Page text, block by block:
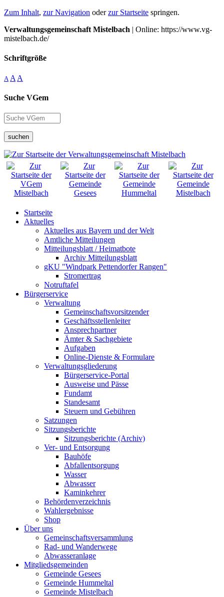
Zum Inhalt, zur Navigation oderzur Startseite springen.
Verwaltungsgemeinschaft Mistelbach | Online: https://www.vg-
mistelbach.de/
Schriftgröße
A A A
Suche VGem
suchen
Startseite
Aktuelles
Aktuelles aus Bayern und der Welt
Amtliche Mitteilungen
Mitteilungsblatt / Heimatbote
Archiv Mitteilungsblatt
gKU "Windpark Pettendorfer Rangen"
Stromertrag
Notruftafel
Bürgerservice
Verwaltung
Gemeinschaftsvorsitzender
Geschäftsstellenleiter
Ansprechpartner
Ämter & Sachgebiete
Aufgaben
Online-Dienste & Formulare
Verwaltungsgliederung
Bürgerservice-Portal
Ausweise und Pässe
Fundamt
Standesamt
Steuern und Gebühren
Satzungen
Sitzungsberichte
Sitzungsberichte (Archiv)
Ver- und Entsorgung
Bauhöfe
Abfallentsorgung
Wasser
Abwasser
Kaminkehrer
Behördenverzeichnis
Wahlergebnisse
Shop
Über uns
Gemeinschaftsversammlung
Rad- und Wanderwege
Abwasseranlage
Mitgliedsgemeinden
Gemeinde Gesees
Gemeinde Hummeltal
Gemeinde Mistelbach